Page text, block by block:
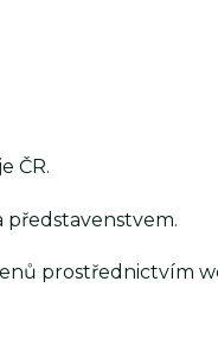
ČR.
představenstvem.
prostřednictvím